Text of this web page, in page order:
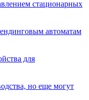
стационарных
автоматам
для
но еще могут